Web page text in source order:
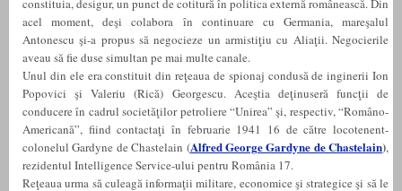
constituia, desigur, un punct de cotitură în politica externă românească. Din
acel moment, deşi colabora în continuare cu Germania, mareşalul
Antonescu şi-a propus să negocieze un armistiţiu cu Aliaţii. Negocierile
aveau să fie duse simultan pe mai multe canale.
Unul din ele era constituit din reţeaua de spionaj condusă de inginerii Ion
Popovici şi Valeriu (Rică) Georgescu. Aceştia deţinuseră funcţii de
conducere în cadrul societăţilor petroliere “Unirea” şi, respectiv, “Româno-
Americană”, fiind contactaţi în februarie 1941 16 de către locotenent-
colonelul Gardyne de Chastelain (Alfred George Gardyne de Chastelain),
rezidentul Intelligence Service-ului pentru România 17.
Reţeaua urma să culeagă informaţii militare, economice şi strategice şi să le